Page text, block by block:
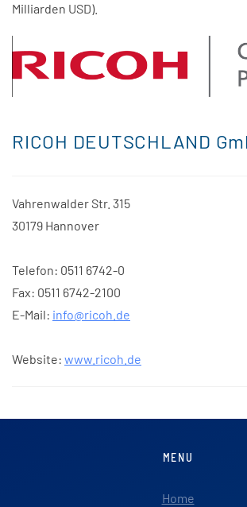
Milliarden USD).
RICOH DEUTSCHLAND
Vahrenwalder Str. 315
30179 Hannover
Telefon: 0511 6742-0
Fax: 0511 6742-2100
E-Mail: info@ricoh.de
Website: www.ricoh.de
MENU
Home